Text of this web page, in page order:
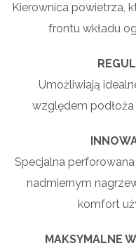
Kierownica powietrza,
frontu wkładu
Umożliwiają
względem
Specjalna
nadmiernym
komfort
MAKSYMALNE